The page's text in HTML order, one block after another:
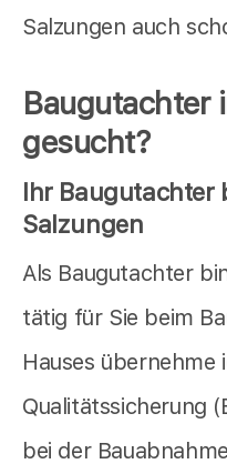
Salzungen auch
Baugutachter
gesucht?
Ihr Baugutachter
Salzungen
Als Baugutachter
tätig für Sie beim
Hauses übernehme
Qualitätssicherung
bei der